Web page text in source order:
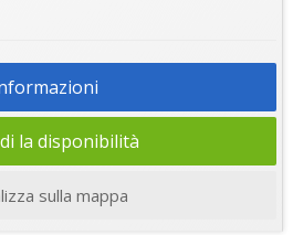
la disponibilità
sulla mappa